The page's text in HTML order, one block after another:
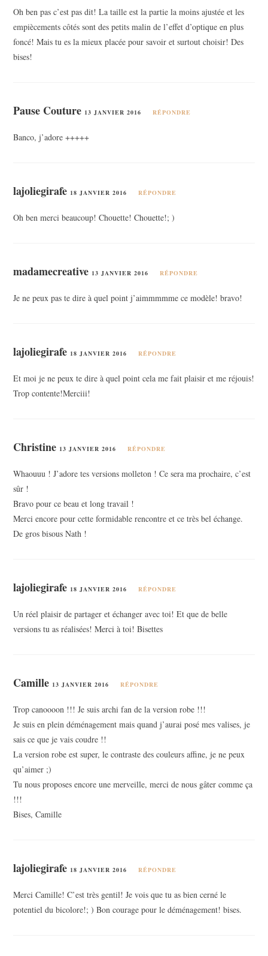
Oh ben pas c’est pas dit! La taille est la partie la moins ajustée et les
empiècements côtés sont des petits malin de l’effet d’optique en plus
foncé! Mais tu es la mieux placée pour savoir et surtout choisir! Des
bises!
Pause Couture 13 JANVIER 2016 RÉPONDRE
Banco, j’adore +++++
lajoliegirafe 18 JANVIER 2016 RÉPONDRE
Oh ben merci beaucoup! Chouette! Chouette!; )
madamecreative 13 JANVIER 2016 RÉPONDRE
Je ne peux pas te dire à quel point j’aimmmmme ce modèle! bravo!
lajoliegirafe 18 JANVIER 2016 RÉPONDRE
Et moi je ne peux te dire à quel point cela me fait plaisir et me réjouis!
Trop contente!Merciii!
Christine 13 JANVIER 2016 RÉPONDRE
Whaouuu ! J’adore tes versions molleton ! Ce sera ma prochaire, c’est
sûr !
Bravo pour ce beau et long travail !
Merci encore pour cette formidable rencontre et ce très bel échange.
De gros bisous Nath !
lajoliegirafe 18 JANVIER 2016 RÉPONDRE
Un réel plaisir de partager et échanger avec toi! Et que de belle
versions tu as réalisées! Merci à toi! Bisettes
Camille 13 JANVIER 2016 RÉPONDRE
Trop canoooon !!! Je suis archi fan de la version robe !!!
Je suis en plein déménagement mais quand j’aurai posé mes valises, je
sais ce que je vais coudre !!
La version robe est super, le contraste des couleurs affine, je ne peux
qu’aimer ;)
Tu nous proposes encore une merveille, merci de nous gâter comme ça
!!!
Bises, Camille
lajoliegirafe 18 JANVIER 2016 RÉPONDRE
Merci Camille! C’est très gentil! Je vois que tu as bien cerné le
potentiel du bicolore!; ) Bon courage pour le déménagement! bises.